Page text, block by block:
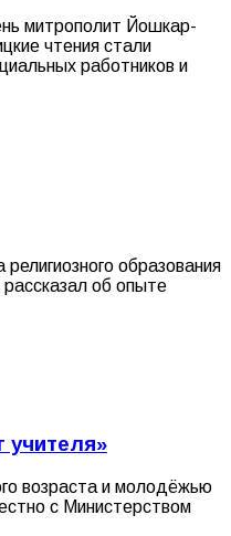
митрополит Йошкар-
чтения стали
работников и
образования
об опыте
учителя»
возраста и молодёжью
с Министерством